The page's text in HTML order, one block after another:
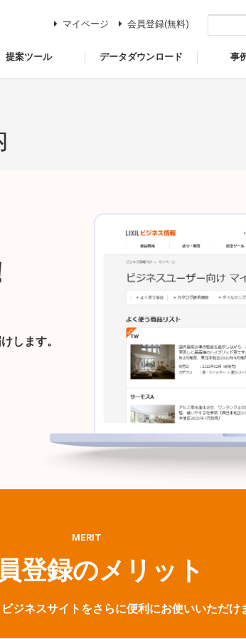
提案ツール データダウンロード 事
マイページ 会員登録(無料)
します。
MERIT
登録のメリット
ジネスサイトをさらに便利にお使いいただけ